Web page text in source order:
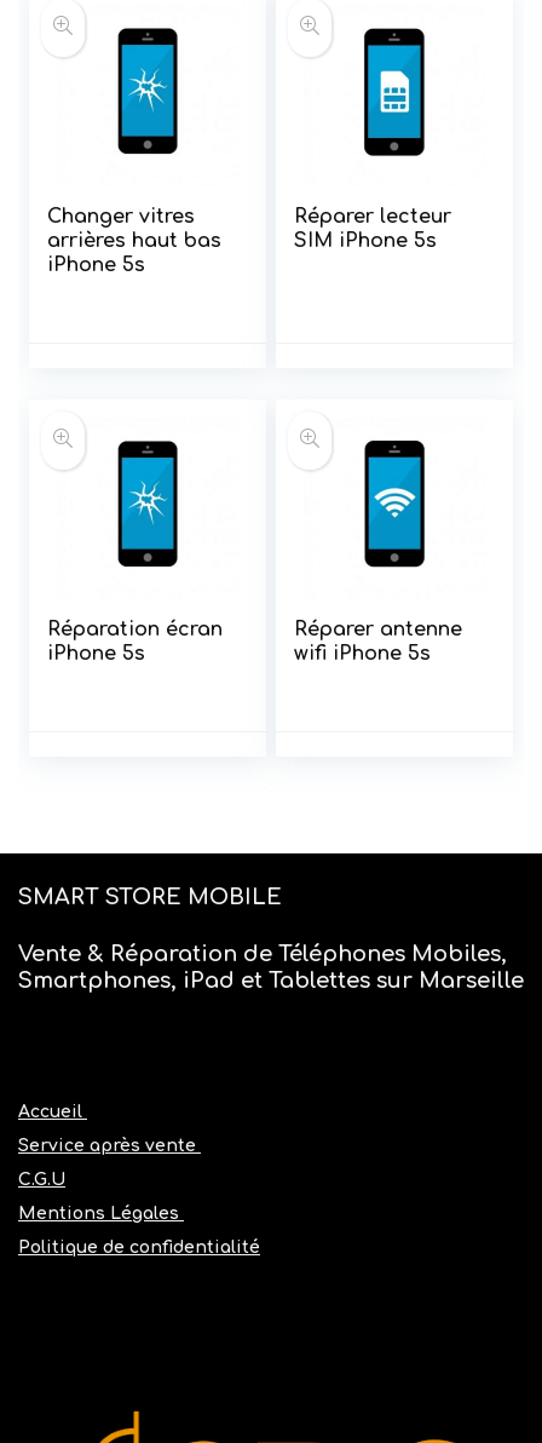
Changer vitres
arrières haut bas
iPhone 5s
Réparer lecteur
SIM iPhone 5s
Réparation écran
iPhone 5s
Réparer antenne
wifi iPhone 5s
SMART STORE MOBILE
Vente & Réparation de Téléphones Mobiles,
Smartphones, iPad et Tablettes sur Marseille
Accueil
Service après vente
C.G.U
Mentions Légales
Politique de confidentialité